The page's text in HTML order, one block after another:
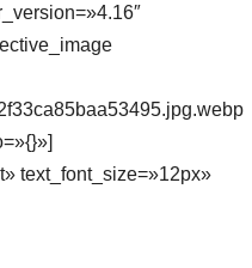
text_font_size=»12px»